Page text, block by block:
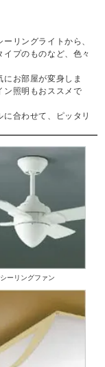
リングライトから、
プのものなど、色々
お部屋が変身しま
ン照明もおススメで
合わせて、ピッタリ
ーリングファン